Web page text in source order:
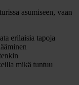
asumiseen, vaan
erilaisia tapoja
mikä tuntuu